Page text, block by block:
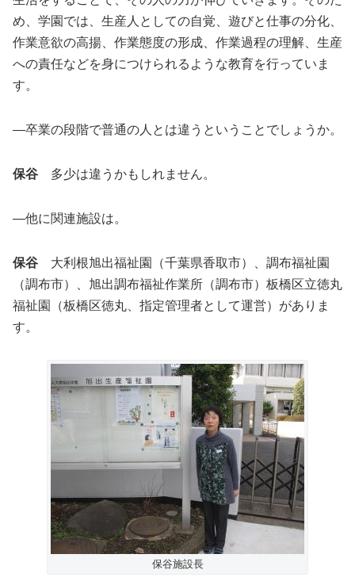
め、学園では、生産人としての自覚、遊びと仕事の分化、
作業意欲の高揚、作業態度の形成、作業過程の理解、生産
への責任などを身につけられるような教育を行っていま
す。
―卒業の段階で普通の人とは違うということでしょうか。
保谷 多少は違うかもしれません。
―他に関連施設は。
保谷 大利根旭出福祉園（千葉県香取市）、調布福祉園
（調布市）、旭出調布福祉作業所（調布市）板橋区立徳丸
福祉園（板橋区徳丸、指定管理者として運営）がありま
す。
保谷施設長